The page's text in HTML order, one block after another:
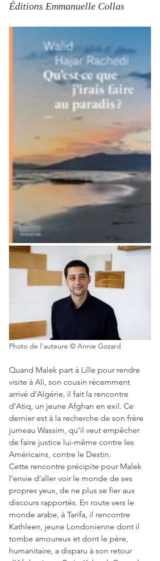
Éditions Emmanuelle Collas
Photo de l'auteure © Annie Gozard
Quand Malek part à Lille pour rendre
visite à Ali, son cousin récemment
arrivé d’Algérie, il fait la rencontre
d’Atiq, un jeune Afghan en exil. Ce
dernier est à la recherche de son frère
jumeau Wassim, qu’il veut empêcher
de faire justice lui-même contre les
Américains, contre le Destin.
Cette rencontre précipite pour Malek
l’envie d’aller voir le monde de ses
propres yeux, de ne plus se fier aux
discours rapportés. En route vers le
monde arabe, à Tarifa, il rencontre
Kathleen, jeune Londonienne dont il
tombe amoureux et dont le père,
humanitaire, a disparu à son retour